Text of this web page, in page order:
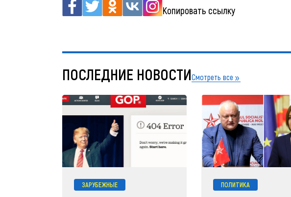
Копировать ссылку
ПОСЛЕДНИЕ НОВОСТИСмотреть все
ЗАРУБЕЖНЫЕ ПОЛИТИКА